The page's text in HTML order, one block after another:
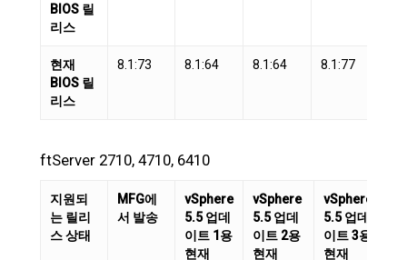
BIOS 릴
리스
현재
BIOS 릴
리스
8.1:73 8.1:64 8.1:64 8.1:77
ftServer 2710, 4710, 6410
지원되
는 릴리
스 상태
MFG에
서 발송
vSphere
5.5 업데
이트 1용
현재
vSphere
5.5 업데
이트 2용
현재
vSphere
5.5 업데
이트 3용
현재